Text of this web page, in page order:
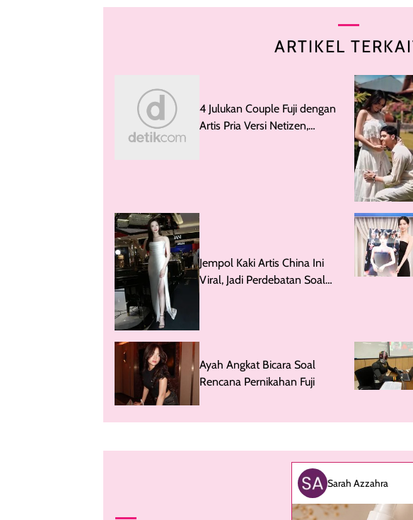
ARTIKEL
4 Julukan Couple Fuji dengan
Artis Pria Versi Netizen,
Jempol Kaki Artis China Ini
Viral, Jadi Perdebatan Soal
Ayah Angkat Bicara Soal
Rencana Pernikahan Fuji
Sarah Azzahra